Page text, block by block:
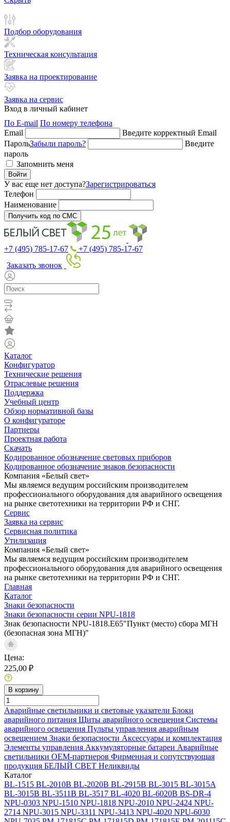
Подбор оборудования
Техническая консультация
Заявка на проектирование
Заявка на сервис
Вход в личный кабинет
По E-mail По номеру телефона
Email
Введите корректный Email
ПарольЗабыли пароль?
Введите
пароль
Запомнить меня
Войти
У вас еще нет доступа?Зарегистрироваться
Телефон
Наименование
Получить код по СМС
+7 (495) 785-17-67
+7 (495) 785-17-67
Заказать звонок
Каталог
Конфигуратор
Технические решения
Отраслевые решения
Поддержка
Учебный центр
Обзор нормативной базы
О конфигураторе
Партнеры
Проектная работа
Скачать
Кодированное обозначение световых приборов
Кодированное обозначение знаков безопасности
Компания «Белый свет»
Мы являемся ведущим российским производителем
профессионального оборудования для аварийного освещения
на рынке светотехники на территории РФ и СНГ.
Сервис
Заявка на сервис
Сервисная политика
Утилизация
Компания «Белый свет»
Мы являемся ведущим российским производителем
профессионального оборудования для аварийного освещения
на рынке светотехники на территории РФ и СНГ.
Главная
Каталог
Знаки безопасности
Знаки безопасности серии NPU-1818
Знак безопасности NPU-1818.E65"Пункт (место) сбора МГН
(безопасная зона МГН)"
Цена:
225,00 ₽
В корзину
Аварийные светильники и световые указатели Блоки
аварийного питания Щиты аварийного освещения Системы
аварийного освещения Пульты управления аварийным
освещением Знаки безопасности Аксессуары и комплектация
Элементы управления Аккумуляторные батареи Аварийные
светильники ОЕМ-партнеров Фирменная и сопутствующая
продукция БЕЛЫЙ СВЕТ Неликвиды
Каталог
BL-1515 BL-2010B BL-2020B BL-2915B BL-3015 BL-3015A
BL-3015B BL-3511B BL-3517 BL-4020 BL-6020B BS-DR-4
NPU-0303 NPU-1510 NPU-1818 NPU-2010 NPU-2424 NPU-
2714 NPU-3015 NPU-3311 NPU-3413 NPU-4020 NPU-6030